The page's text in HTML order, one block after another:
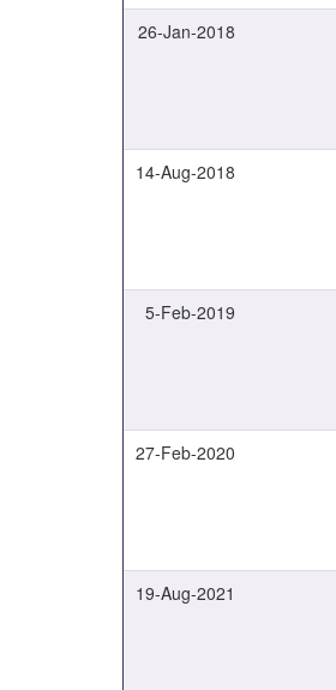
26-Jan-2018
14-Aug-2018
5-Feb-2019
27-Feb-2020
19-Aug-2021